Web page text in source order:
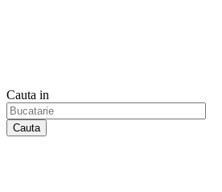
Cauta in